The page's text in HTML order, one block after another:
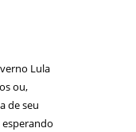
Lula
ou,
de seu